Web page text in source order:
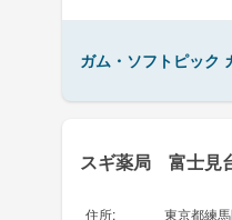
ガム・ソフトピック
スギ薬局 富士見
住所:
東京都練